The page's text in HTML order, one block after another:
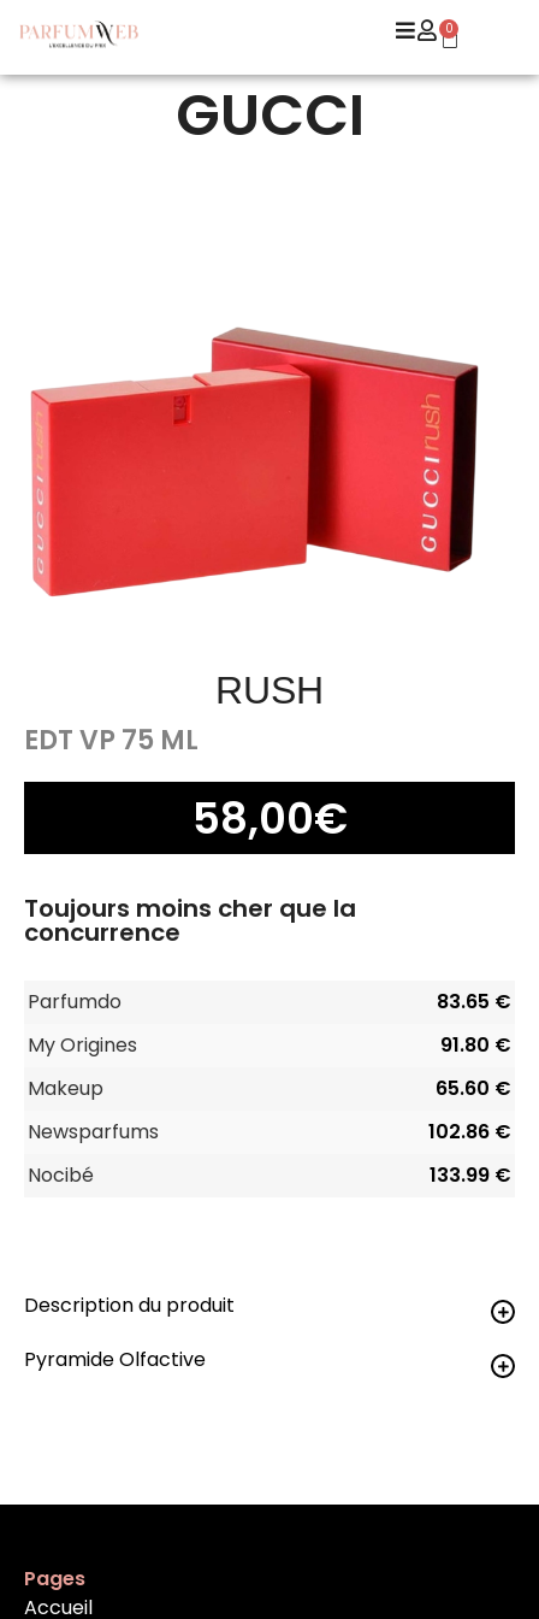
0
GUCCI
RUSH
EDT VP 75 ML
58,00€
Toujours moins cher que la
concurrence
Parfumdo
83.65 €
My Origines
91.80 €
Makeup
65.60 €
Newsparfums
102.86 €
Nocibé
133.99 €
Description du produit
Pyramide Olfactive
Pages
Accueil